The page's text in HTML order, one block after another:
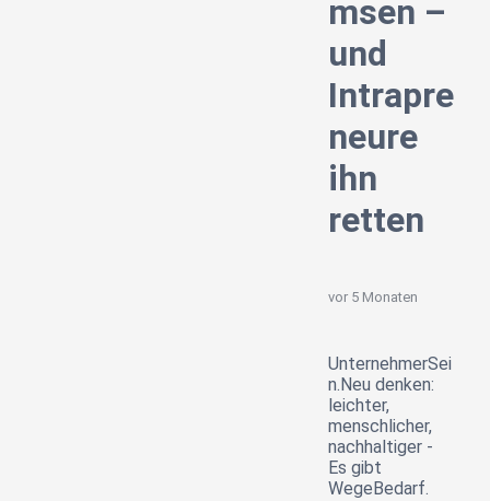
msen –
und
Intrapre
neure
ihn
retten
vor 5 Monaten
UnternehmerSei
n.Neu denken:
leichter,
menschlicher,
nachhaltiger -
Es gibt
WegeBedarf.